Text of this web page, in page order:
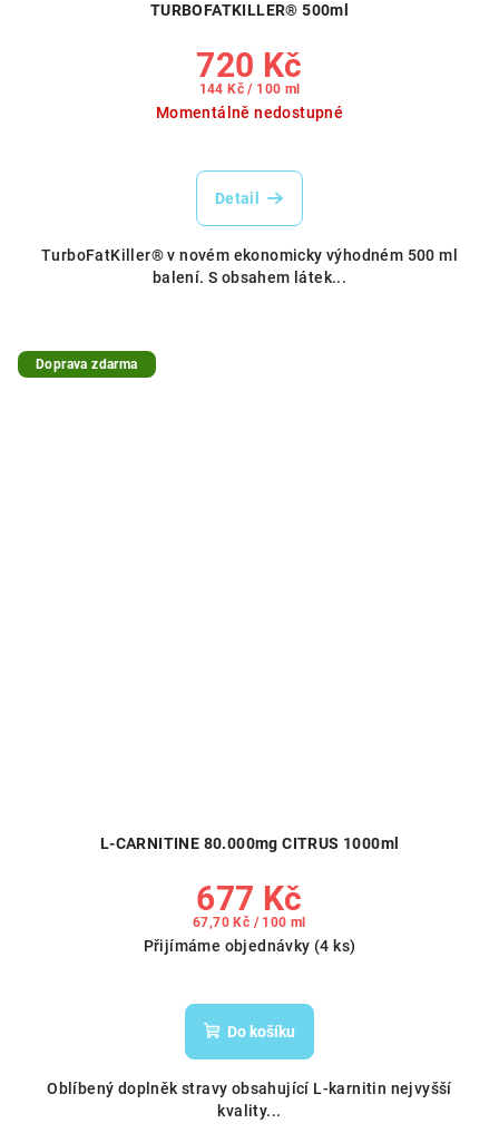
TURBOFATKILLER® 500ml
720 Kč
Měrná
144 Kč / 100 ml
Momentálně nedostupné
Detail
TurboFatKiller® v novém ekonomicky výhodném 500 ml
balení. S obsahem látek...
Doprava zdarma
L-CARNITINE 80.000mg CITRUS 1000ml
677 Kč
Měrná
67,70 Kč / 100 ml
Přijímáme objednávky (4 ks)
Do košíku
Oblíbený doplněk stravy obsahující L-karnitin nejvyšší
kvality...